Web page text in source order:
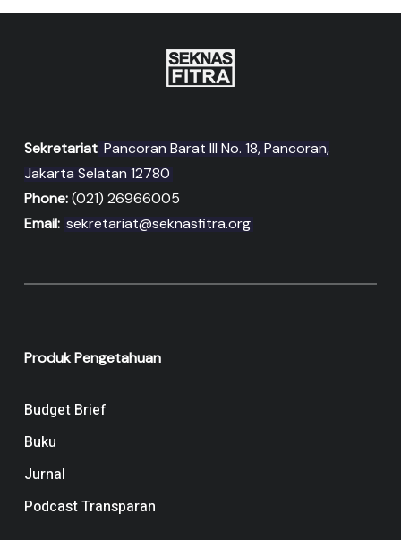
Sekretariat Pancoran Barat III No. 18, Pancoran,
Jakarta Selatan 12780
Phone:(021) 26966005
Email: sekretariat@seknasfitra.org
Produk Pengetahuan
Budget Brief
Buku
Jurnal
Podcast Transparan